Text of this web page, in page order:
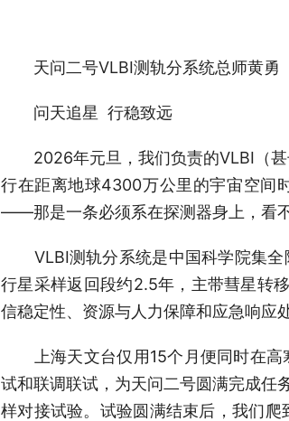
天问二号VLBI测轨分系统总师黄勇
问天追星 行稳致远
2026年元旦，我们负责的VLBI（甚
行在距离地球4300万公里的宇宙空间
——那是一条必须系在探测器身上，看不
VLBI测轨分系统是中国科学院集全
行星采样返回段约2.5年，主带彗星转
信稳定性、资源与人力保障和应急响应
上海天文台仅用15个月便同时在高
试和联调联试，为天问二号圆满完成任
样对接试验。试验圆满结束后，我们